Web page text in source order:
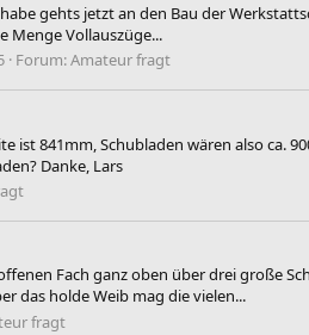
gehts jetzt an den Bau der
Menge Vollauszüge...
Forum:Amateur fragt
841mm, Schubladen wären also ca.
Danke, Lars
Fach ganz oben über drei große
das holde Weib mag die vielen...
fragt